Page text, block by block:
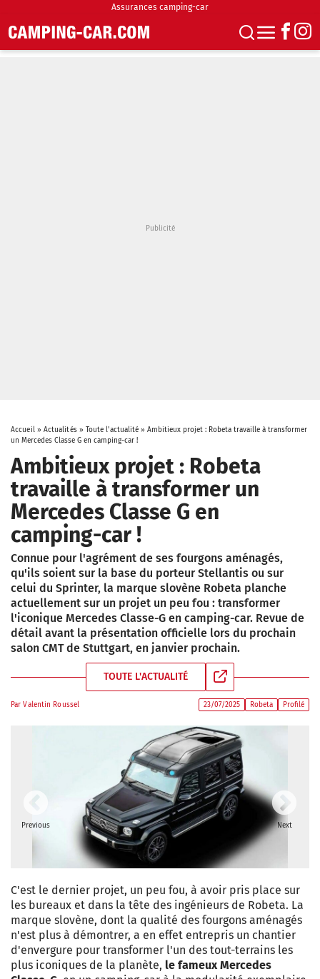
Assurances camping-car
Accueil» Actualités» Toute l'actualité »Ambitieux projet : Robeta travaille à transformer
un Mercedes Classe G en camping-car !
Ambitieux projet : Robeta
travaille à transformer un
Mercedes Classe G en
camping-car !
Connue pour l'agrément de ses fourgons aménagés,
qu'ils soient sur la base du porteur Stellantis ou sur
celui du Sprinter, la marque slovène Robeta planche
actuellement sur un projet un peu fou : transformer
l'iconique Mercedes Classe-G en camping-car. Revue de
détail avant la présentation officielle lors du prochain
salon CMT de Stuttgart, en janvier prochain.
TOUTE L'ACTUALITÉ
ParValentin Roussel 23/07/2025 Robeta Profilé
Previous Next
C'est le dernier projet, un peu fou, à avoir pris place sur
les bureaux et dans la tête des ingénieurs de Robeta. La
marque slovène, dont la qualité des fourgons aménagés
n'est plus à démontrer, a en effet entrepris un chantier
d'envergure pour transformer l'un des tout-terrains les
plus iconiques de la planète, le fameux Mercedes